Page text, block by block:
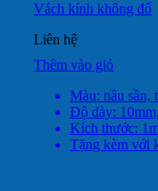
Vách kính không đố
Liên hệ
Thêm vào giỏ
Màu: nâu sần,
Độ dày:
Kích thước:
Tặng kèm với